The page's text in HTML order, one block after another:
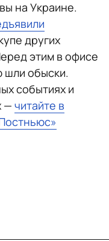
на Украине.
других
этим в офисе
шли обыски.
событиях и
— читайте в